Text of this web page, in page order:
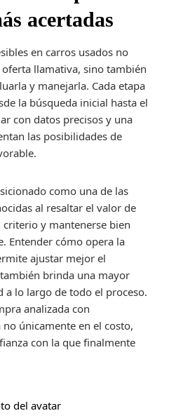
acertadas
en carros usados no
llamativa, sino también
y manejarla. Cada etapa
la búsqueda inicial hasta el
con datos precisos y una
las posibilidades de
como una de las
al resaltar el valor de
y mantenerse bien
Entender cómo opera la
ajustar mejor el
brinda una mayor
a lo largo de todo el proceso.
analizada con
únicamente en el costo,
con la que finalmente